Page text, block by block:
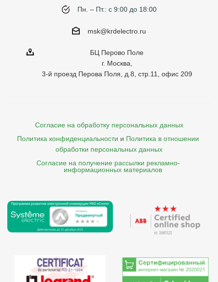
Пн. – Пт.: с 9:00 до 18:00
msk@krdelectro.ru
БЦ Перово Поле
г. Москва,
3-й проезд Перова Поля, д.8, стр.11, офис 209
Согласие на обработку персональных данных
Политика конфиденциальности и Политика в отношении
обработки персональных данных
Согласие на получение рассылки рекламно-
    информационных материалов